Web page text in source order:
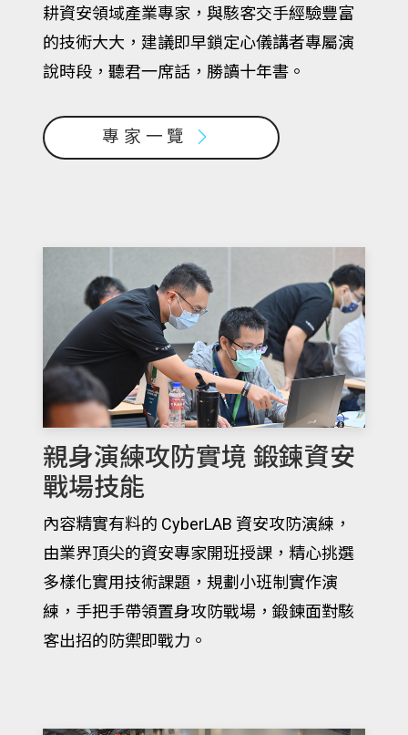
耕資安領域產業專家，與駭客交手經驗豐富
的技術大大，建議即早鎖定心儀講者專屬演
說時段，聽君一席話，勝讀十年書。
專家一覽
親身演練攻防實境 鍛鍊資安
戰場技能
內容精實有料的 CyberLAB 資安攻防演練，
由業界頂尖的資安專家開班授課，精心挑選
多樣化實用技術課題，規劃小班制實作演
練，手把手帶領置身攻防戰場，鍛鍊面對駭
客出招的防禦即戰力。